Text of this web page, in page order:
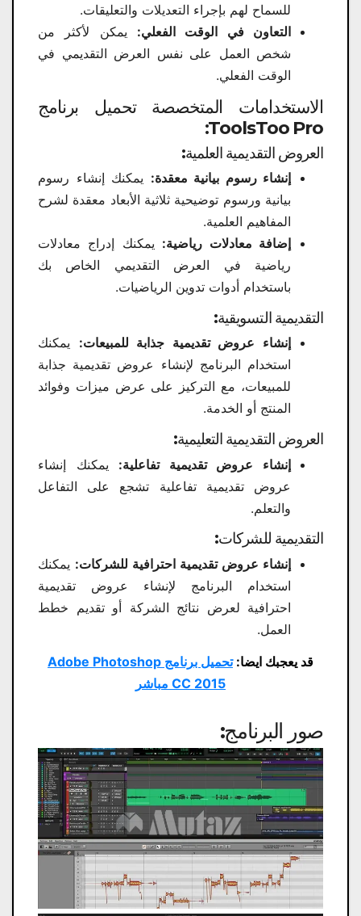
للسماح لهم بإجراء التعديلات والتعليقات.
التعاون في الوقت الفعلي: يمكن لأكثر من
شخص العمل على نفس العرض التقديمي في
الوقت الفعلي.
الاستخدامات المتخصصة تحميل برنامج
ToolsToo Pro:
العروض التقديمية العلمية:
إنشاء رسوم بيانية معقدة: يمكنك إنشاء رسوم
بيانية ورسوم توضيحية ثلاثية الأبعاد معقدة لشرح
المفاهيم العلمية.
إضافة معادلات رياضية: يمكنك إدراج معادلات
رياضية في العرض التقديمي الخاص بك
باستخدام أدوات تدوين الرياضيات.
التقديمية التسويقية:
إنشاء عروض تقديمية جذابة للمبيعات: يمكنك
استخدام البرنامج لإنشاء عروض تقديمية جذابة
للمبيعات، مع التركيز على عرض ميزات وفوائد
المنتج أو الخدمة.
العروض التقديمية التعليمية:
إنشاء عروض تقديمية تفاعلية: يمكنك إنشاء
عروض تقديمية تفاعلية تشجع على التفاعل
والتعلم.
التقديمية للشركات:
إنشاء عروض تقديمية احترافية للشركات: يمكنك
استخدام البرنامج لإنشاء عروض تقديمية
احترافية لعرض نتائج الشركة أو تقديم خطط
العمل.
قد يعجبك ايضا:
تحميل برنامج Adobe Photoshop
CC 2015 مباشر
صور البرنامج: